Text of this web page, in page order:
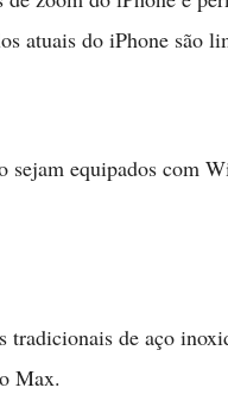
atuais do iPhone são
sejam equipados com
tradicionais de aço
Max.